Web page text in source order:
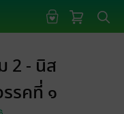
2 - นิส
รคที่ ๑